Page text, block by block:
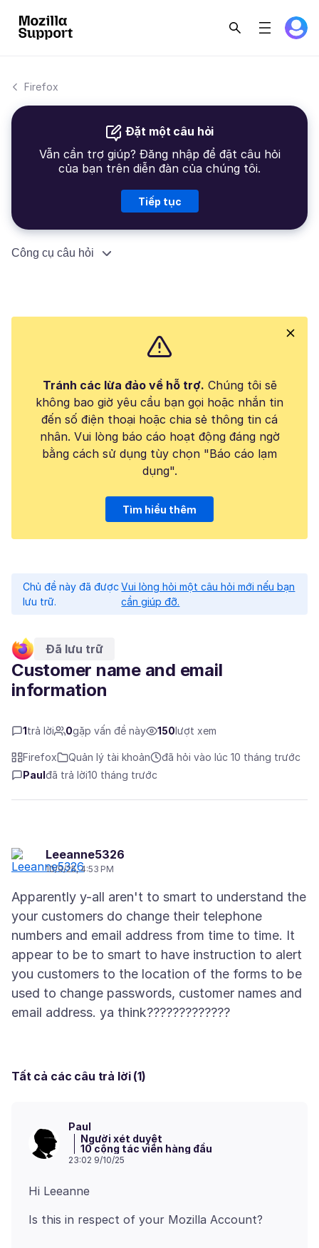
Firefox
Đặt một câu hỏi
Vẫn cần trợ giúp? Đăng nhập để đặt câu hỏi
của bạn trên diễn đàn của chúng tôi.
Tiếp tục
Công cụ câu hỏi
Tránh các lừa đảo về hỗ trợ. Chúng tôi sẽ
không bao giờ yêu cầu bạn gọi hoặc nhắn tin
đến số điện thoại hoặc chia sẻ thông tin cá
nhân. Vui lòng báo cáo hoạt động đáng ngờ
bằng cách sử dụng tùy chọn "Báo cáo lạm
dụng".
Tìm hiểu thêm
Chủ đề này đã được
lưu trữ.
Vui lòng hỏi một câu hỏi mới nếu bạn
cần giúp đỡ.
Đã lưu trữ
Customer name and email
information
1trả lời 0gặp vấn đề này 150lượt xem
Firefox Quản lý tài khoản
đã hỏi vào lúc 10 tháng trước
Paulđã trả lời10 tháng trước
Leeanne5326
10/9/25, 4:53 PM
Apparently y-all aren't to smart to understand the
your customers do change their telephone
numbers and email address from time to time. It
appear to be to smart to have instruction to alert
you customers to the location of the forms to be
used to change passwords, customer names and
Tất cả các câu trả lời (1)
Paul
Người xét duyệt
10 cộng tác viên hàng đầu
23:02 9/10/25